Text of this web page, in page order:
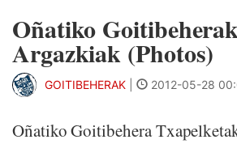
Oñatiko
Argazkiak (Photos)
GOITIBEHERAK 2012-05-28
Oñatiko Goitibehera